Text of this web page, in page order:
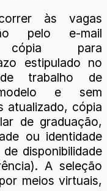
às vagas
pelo e-mail
cópia para
estipulado no
trabalho de
e sem
atualizado, cópia
de graduação,
ou identidade
disponibilidade
A seleção
meios virtuais,